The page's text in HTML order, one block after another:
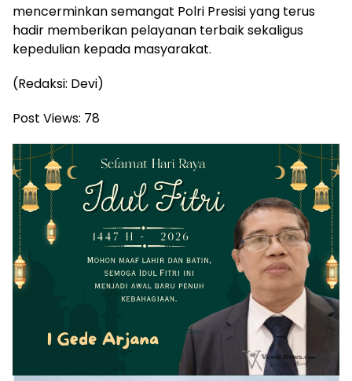
mencerminkan semangat Polri Presisi yang terus
hadir memberikan pelayanan terbaik sekaligus
kepedulian kepada masyarakat.
(Redaksi: Devi)
Post Views: 78